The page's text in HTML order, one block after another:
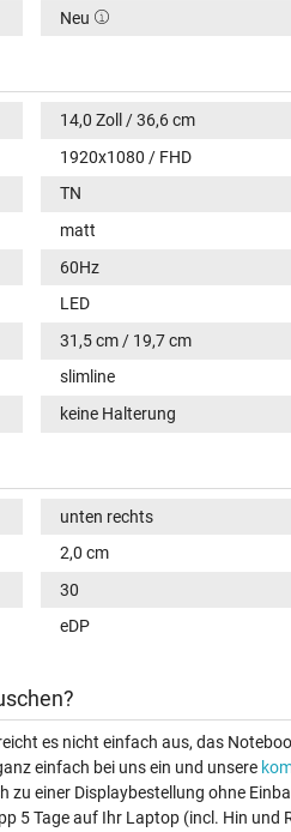
Neu
14,0 Zoll / 36,6 cm
1920x1080 / FHD
TN
matt
60Hz
LED
31,5 cm / 19,7 cm
slimline
keine Halterung
unten rechts
2,0 cm
30
eDP
es nicht einfach aus, das
einfach bei uns ein und unsere
einer Displaybestellung ohne
5 Tage auf Ihr Laptop (incl. Hin und